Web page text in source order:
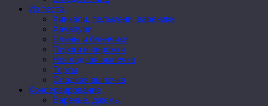
Из теста
Хинкали, пельмени, вареники
Хачапури
Блины и блинчики
Пироги и пирожки
Несладкая выпечка
Торты
Сладкая выпечка
Консервирование
Варенье, джемы